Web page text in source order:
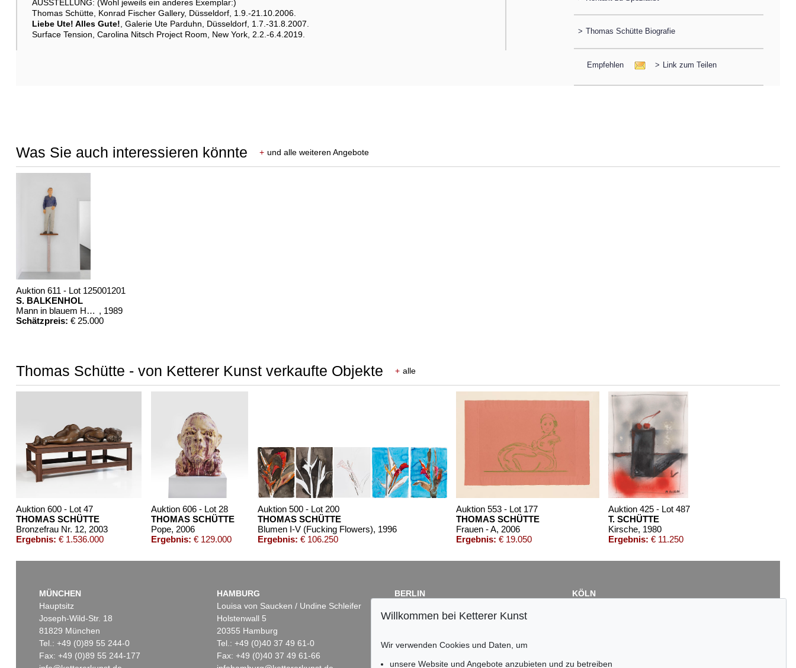
Weitere Abbildung
AUSSTELLUNG: (Wohl jeweils ein anderes Exemplar:)
Thomas Schütte, Konrad Fischer Gallery, Düsseldorf, 1.9.-21.10.2006.
Liebe Ute! Alles Gute!, Galerie Ute Parduhn, Düsseldorf, 1.7.-31.8.2007.
Surface Tension, Carolina Nitsch Project Room, New York, 2.2.-6.4.2019.
> Thomas Schütte Biografie
Empfehlen > Link zum Teilen
Was Sie auch interessieren könnte + und alle weiteren Angebote
Auktion 611 - Lot 125001201
S. BALKENHOL
Mann in blauem Hemd , 1989
Schätzpreis: € 25.000
Thomas Schütte - von Ketterer Kunst verkaufte Objekte + alle
Auktion 600 - Lot 47
THOMAS SCHÜTTE
Bronzefrau Nr. 12, 2003
Ergebnis: € 1.536.000
Auktion 606 - Lot 28
THOMAS SCHÜTTE
Pope, 2006
Ergebnis: € 129.000
Auktion 500 - Lot 200
THOMAS SCHÜTTE
Blumen I-V (Fucking Flowers), 1996
Ergebnis: € 106.250
Auktion 553 - Lot 177
THOMAS SCHÜTTE
Frauen - A, 2006
Ergebnis: € 19.050
Auktion 425 - Lot 487
T. SCHÜTTE
Kirsche, 1980
Ergebnis: € 11.250
MÜNCHEN
Hauptsitz
Joseph-Wild-Str. 18
81829 München
Tel.: +49 (0)89 55 244-0
Fax: +49 (0)89 55 244-177
HAMBURG
Louisa von Saucken / Undine Schleifer
Holstenwall 5
20355 Hamburg
Tel.: +49 (0)40 37 49 61-0
Fax: +49 (0)40 37 49 61-66
BERLIN
Fasanenstr. 70
Tel.: +49 (0)30 88 67 53-63
KÖLN
Willkommen bei Ketterer Kunst
Wir verwenden Cookies und Daten, um
unsere Website und Angebote anzubieten und zu betreiben